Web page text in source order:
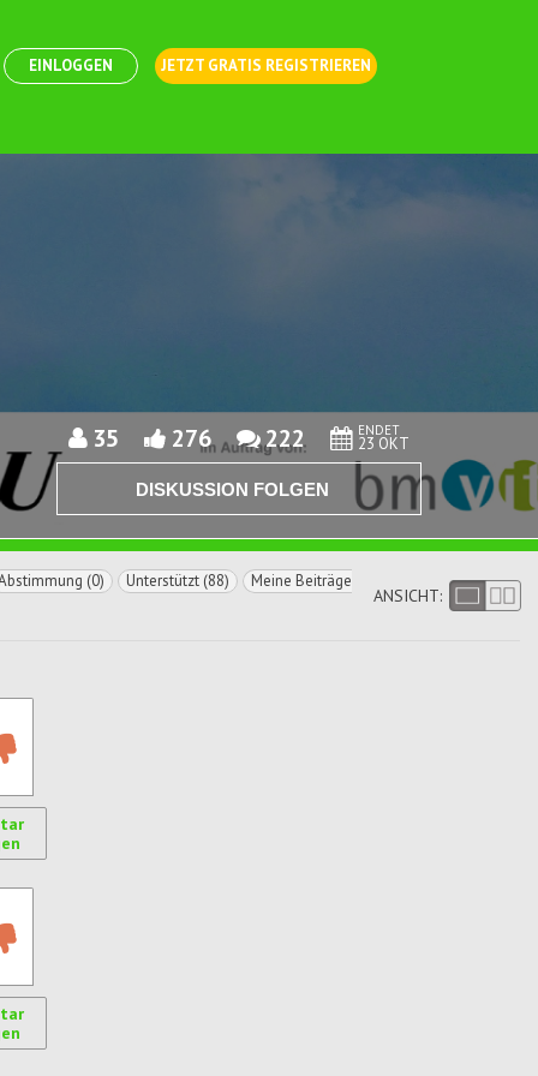
EINLOGGEN JETZT GRATIS REGISTRIEREN
35 276 222 ENDET
23 OKT
DISKUSSION FOLGEN
(0) Unterstützt (88)
Meine Beiträge
ANSICHT: